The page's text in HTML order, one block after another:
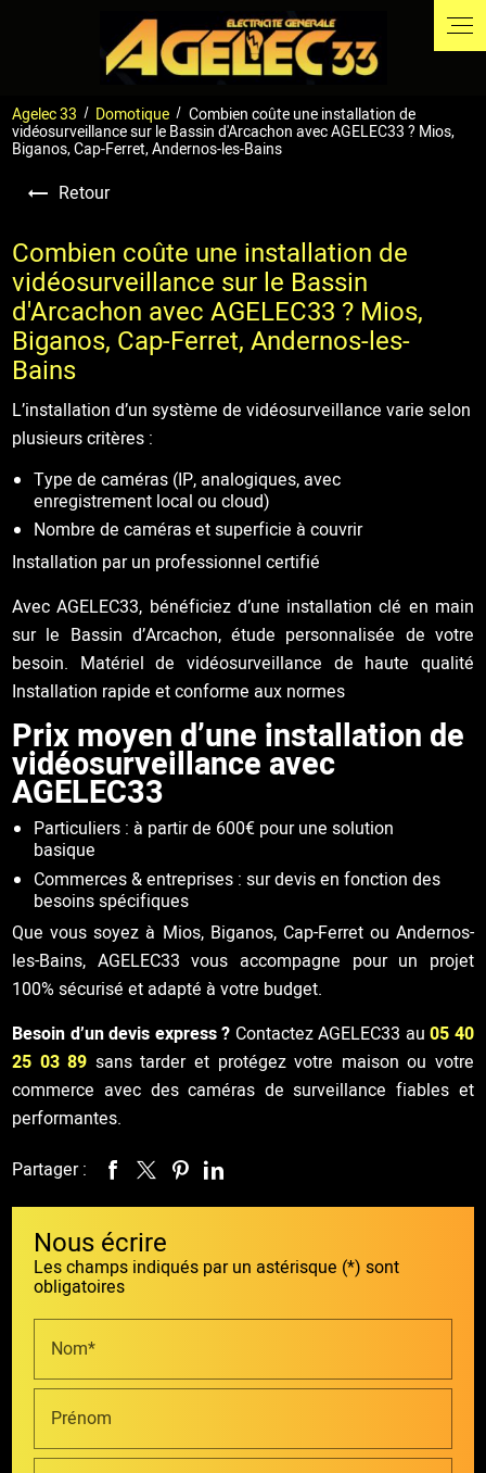
Agelec 33 Domotique Combien coûte une installation de
vidéosurveillance sur le Bassin d'Arcachon avec AGELEC33 ? Mios,
Biganos, Cap-Ferret, Andernos-les-Bains
Retour
Combien coûte une installation de
vidéosurveillance sur le Bassin
d'Arcachon avec AGELEC33 ? Mios,
Biganos, Cap-Ferret, Andernos-les-
Bains
L’installation d’un système de vidéosurveillance varie selon
plusieurs critères :
Type de caméras (IP, analogiques, avec
enregistrement local ou cloud)
Nombre de caméras et superficie à couvrir
Installation par un professionnel certifié
Avec AGELEC33, bénéficiez d’une installation clé en main
sur le Bassin d’Arcachon, étude personnalisée de votre
besoin. Matériel de vidéosurveillance de haute qualité
Installation rapide et conforme aux normes
Prix moyen d’une installation de
vidéosurveillance avec
AGELEC33
Particuliers : à partir de 600€ pour une solution
basique
Commerces & entreprises : sur devis en fonction des
besoins spécifiques
Que vous soyez à Mios, Biganos, Cap-Ferret ou Andernos-
les-Bains, AGELEC33 vous accompagne pour un projet
100% sécurisé et adapté à votre budget.
Besoin d’un devis express ? Contactez AGELEC33 au05 40
25 03 89 sans tarder et protégez votre maison ou votre
commerce avec des caméras de surveillance fiables et
performantes.
Partager :
Nous écrire
Les champs indiqués par un astérisque (*) sont
obligatoires
Nom*
Prénom